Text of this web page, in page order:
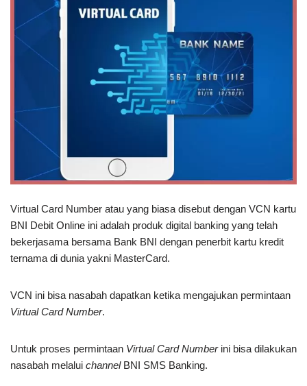
Virtual Card Number atau yang biasa disebut dengan VCN kartu
BNI Debit Online ini adalah produk digital banking yang telah
bekerjasama bersama Bank BNI dengan penerbit kartu kredit
ternama di dunia yakni MasterCard.
VCN ini bisa nasabah dapatkan ketika mengajukan permintaan
Virtual Card Number.
Untuk proses permintaan Virtual Card Numberini bisa dilakukan
nasabah melalui channelBNI SMS Banking.